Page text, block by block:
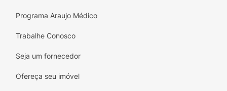
Programa Araujo Médico
Trabalhe Conosco
Seja um fornecedor
Ofereça seu imóvel